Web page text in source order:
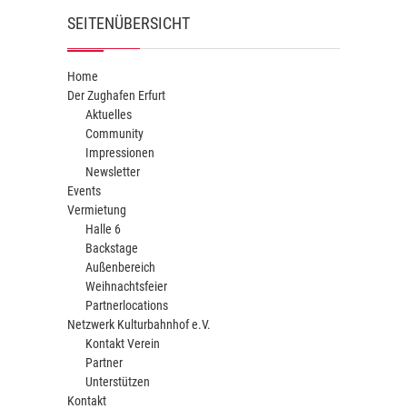
SEITENÜBERSICHT
Home
Der Zughafen Erfurt
Aktuelles
Community
Impressionen
Newsletter
Events
Vermietung
Halle 6
Backstage
Außenbereich
Weihnachtsfeier
Partnerlocations
Netzwerk Kulturbahnhof e.V.
Kontakt Verein
Partner
Unterstützen
Kontakt